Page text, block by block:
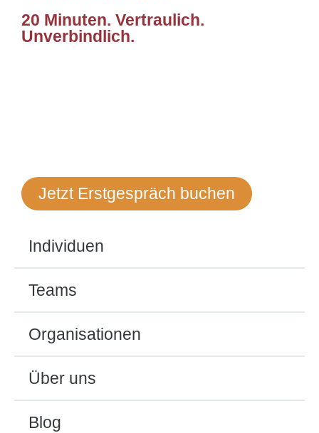
20 Minuten. Vertraulich.
Unverbindlich.
Jetzt Erstgespräch buchen
Individuen
Teams
Organisationen
Über uns
Blog